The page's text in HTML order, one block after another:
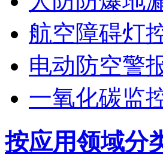
航空障碍灯
电动防空警
一氧化碳监
按应用领域分